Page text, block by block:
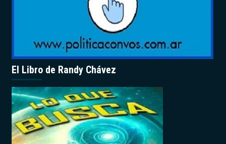
El Libro de Randy Chávez